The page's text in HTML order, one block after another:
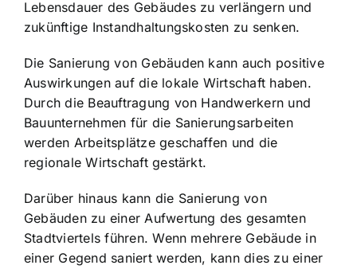
Lebensdauer des Gebäudes zu verlängern und
zukünftige Instandhaltungskosten zu senken.
Die Sanierung von Gebäuden kann auch positive
Auswirkungen auf die lokale Wirtschaft haben.
Durch die Beauftragung von Handwerkern und
Bauunternehmen für die Sanierungsarbeiten
werden Arbeitsplätze geschaffen und die
regionale Wirtschaft gestärkt.
Darüber hinaus kann die Sanierung von
Gebäuden zu einer Aufwertung des gesamten
Stadtviertels führen. Wenn mehrere Gebäude in
einer Gegend saniert werden, kann dies zu einer